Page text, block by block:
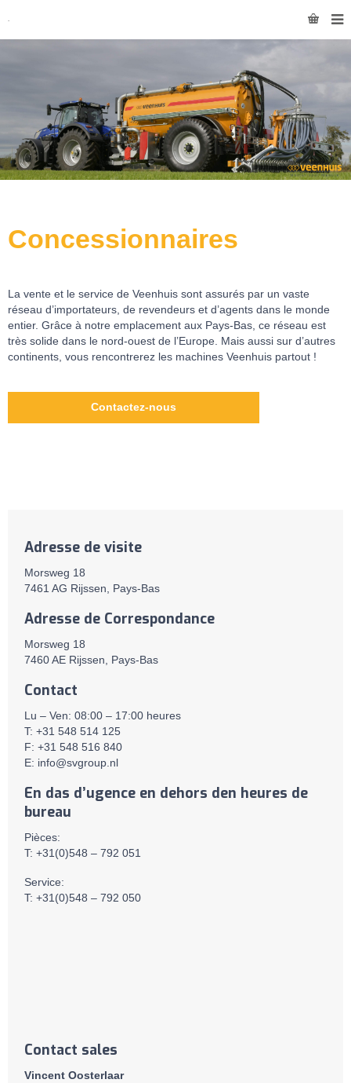
Concessionnaires
La vente et le service de Veenhuis sont assurés par un vaste
réseau d’importateurs, de revendeurs et d’agents dans le monde
entier. Grâce à notre emplacement aux Pays-Bas, ce réseau est
très solide dans le nord-ouest de l’Europe. Mais aussi sur d’autres
continents, vous rencontrerez les machines Veenhuis partout !
Contactez-nous
Adresse de visite
Morsweg 18
7461 AG Rijssen, Pays-Bas
Adresse de Correspondance
Morsweg 18
7460 AE Rijssen, Pays-Bas
Contact
Lu – Ven: 08:00 – 17:00 heures
T: +31 548 514 125
F: +31 548 516 840
E: info@svgroup.nl
En das d’ugence en dehors den heures de
bureau
Pièces:
T: +31(0)548 – 792 051
Service:
T: +31(0)548 – 792 050
Contact sales
Vincent Oosterlaar